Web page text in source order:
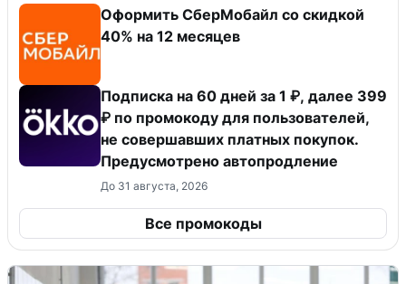
Оформить СберМобайл со скидкой
40% на 12 месяцев
Подписка на 60 дней за 1 ₽, далее 399
₽ по промокоду для пользователей,
не совершавших платных покупок.
Предусмотрено автопродление
До 31 августа, 2026
Все промокоды